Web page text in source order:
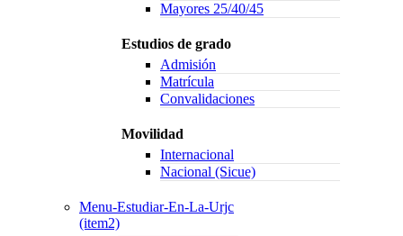
Mayores 25/40/45
Estudios de grado
Admisión
Matrícula
Convalidaciones
Movilidad
Internacional
Nacional (Sicue)
Menu-Estudiar-En-La-Urjc
(item2)